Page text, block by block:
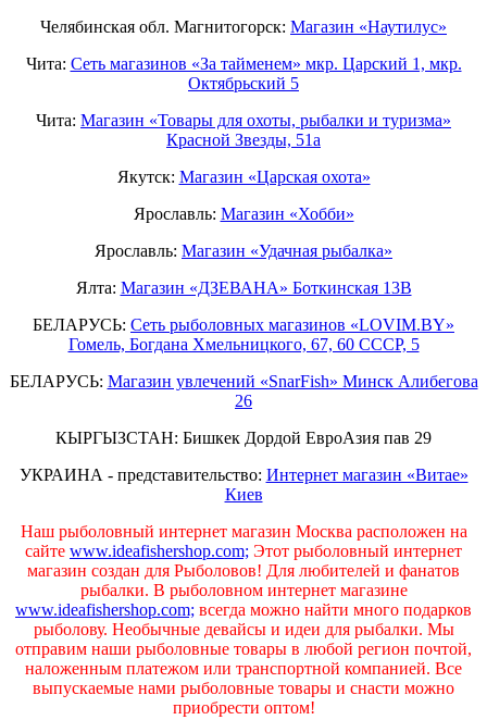
Челябинская обл. Магнитогорск: Магазин «Наутилус»
Чита: Сеть магазинов «За тайменем» мкр. Царский 1, мкр.
Октябрьский 5
Чита: Магазин «Товары для охоты, рыбалки и туризма»
Красной Звезды, 51а
Якутск: Магазин «Царская охота»
Ярославль: Магазин «Хобби»
Ярославль: Магазин «Удачная рыбалка»
Ялта: Магазин «ДЗЕВАНА» Боткинская 13В
БЕЛАРУСЬ: Сеть рыболовных магазинов «LOVIM.BY»
Гомель, Богдана Хмельницкого, 67, 60 СССР, 5
БЕЛАРУСЬ: Магазин увлечений «SnarFish» Минск Алибегова
26
КЫРГЫЗСТАН: Бишкек Дордой ЕвроАзия пав 29
УКРАИНА - представительство: Интернет магазин «Витае»
Киев
Наш рыболовный интернет магазин Москва расположен на
сайте www.ideafishershop.com; Этот рыболовный интернет
магазин создан для Рыболовов! Для любителей и фанатов
рыбалки. В рыболовном интернет магазине
www.ideafishershop.com; всегда можно найти много подарков
рыболову. Необычные девайсы и идеи для рыбалки. Мы
отправим наши рыболовные товары в любой регион почтой,
наложенным платежом или транспортной компанией. Все
выпускаемые нами рыболовные товары и снасти можно
приобрести оптом!